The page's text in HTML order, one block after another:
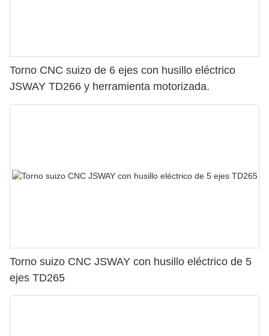
Torno CNC suizo de 6 ejes con husillo eléctrico
JSWAY TD266 y herramienta motorizada.
Torno suizo CNC JSWAY con husillo eléctrico de 5
ejes TD265